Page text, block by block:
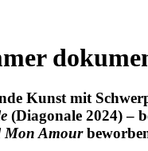
Kunst mit
(Diagonale 2024) –
Mon Amour